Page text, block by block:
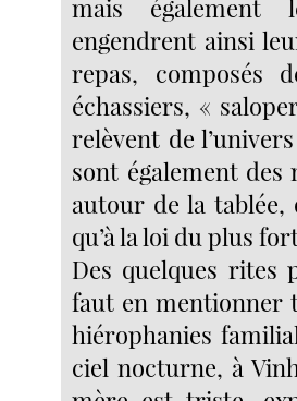
mais également
engendrent ainsi
repas, composés
échassiers, «
relèvent de
sont également des
autour de la tablée,
qu’à la loi du plus
Des quelques
faut en mentionner
hiérophanies
ciel nocturne, à